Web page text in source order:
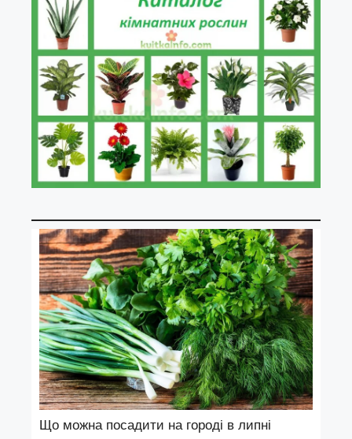
Що можна посадити на городі в липні